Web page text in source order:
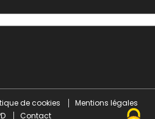
de cookies
Mentions légales
Contact